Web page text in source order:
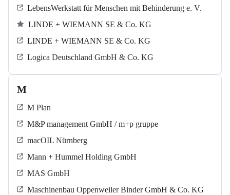
LebensWerkstatt für Menschen mit Behinderung e. V.
LINDE + WIEMANN SE & Co. KG
LINDE + WIEMANN SE & Co. KG
Logica Deutschland GmbH & Co. KG
M
M Plan
M&P management GmbH / m+p gruppe
macOIL Nürnberg
Mann + Hummel Holding GmbH
MAS GmbH
Maschinenbau Oppenweiler Binder GmbH & Co. KG